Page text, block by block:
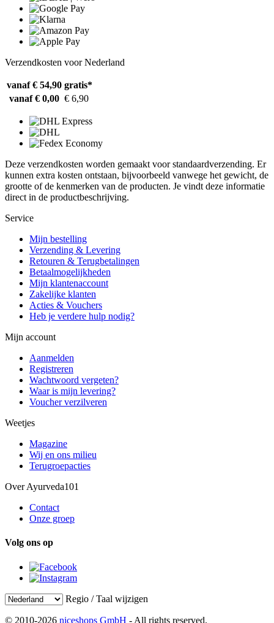
Verzendkosten voor Nederland
vanaf € 54,90 gratis*
vanaf € 0,00 € 6,90
Deze verzendkosten worden gemaakt voor standaardverzending. Er
kunnen extra kosten ontstaan, bijvoorbeeld vanwege het gewicht, de
grootte of de kenmerken van de producten. Je vindt deze informatie
direct in de productbeschrijving.
Service
Mijn bestelling
Verzending & Levering
Retouren & Terugbetalingen
Betaalmogelijkheden
Mijn klantenaccount
Zakelijke klanten
Acties & Vouchers
Heb je verdere hulp nodig?
Mijn account
Aanmelden
Registreren
Wachtwoord vergeten?
Waar is mijn levering?
Voucher verzilveren
Weetjes
Magazine
Wij en ons milieu
Terugroepacties
Over Ayurveda101
Contact
Onze groep
Volg ons op
Regio / Taal wijzigen
© 2010-2026 niceshops GmbH - All rights reserved.